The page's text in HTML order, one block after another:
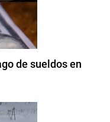
de sueldos en